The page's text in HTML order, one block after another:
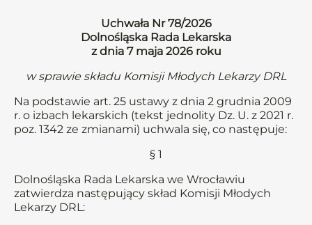
Uchwała Nr 78/2026
Dolnośląska Rada Lekarska
z dnia 7 maja 2026 roku
w sprawie składu Komisji Młodych Lekarzy DRL
Na podstawie art. 25 ustawy z dnia 2 grudnia 2009
r. o izbach lekarskich (tekst jednolity Dz. U. z 2021 r.
poz. 1342 ze zmianami) uchwala się, co następuje:
§ 1
Dolnośląska Rada Lekarska we Wrocławiu
zatwierdza następujący skład Komisji Młodych
Lekarzy DRL: